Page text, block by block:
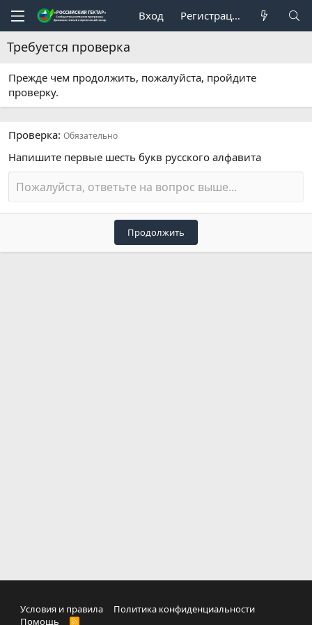
Вход Регистрация
Требуется проверка
Прежде чем продолжить, пожалуйста, пройдите
проверку.
Проверка Обязательно
Напишите первые шесть букв русского алфавита
Продолжить
Условия и правила
Политика конфиденциальности
Помощь
R